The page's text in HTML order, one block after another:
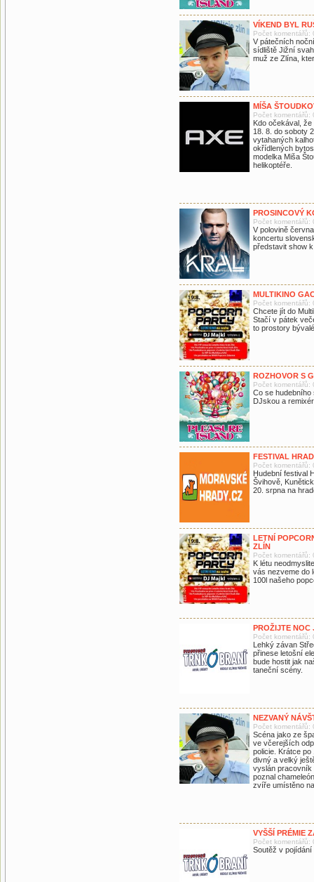
VÍKEND BYL
Počet komentářů:
V pátečních
sídliště Jižní
muž ze Zlína,
MÍŠA
Počet komentářů:
Kdo očekával,
18. 8. do soboty
vytahaných
okřídlených
modelka Miša
helikoptéře.
PROSINCOVÝ
Počet komentářů:
V polovině
koncertu
představit show
MULTIKINO
Počet komentářů:
Chcete jít do
Stačí v pátek
to prostory
ROZHOVOR S
Počet komentářů:
Co se
DJskou a
FESTIVAL
Počet komentářů:
Hudební festival
Švihově,
20. srpna na
LETNÍ
ZLÍN
Počet komentářů:
K létu
vás nezveme do
100l našeho
PROŽIJTE NOC
Počet komentářů:
Lehký závan
přinese letošní
bude hostit jak
taneční scény.
NEZVANÝ
Počet komentářů:
Scéna jako ze
ve včerejších
policie. Krátce po
divný a velký
vyslán pracovník
poznal
zvíře umístěno
VYŠŠÍ PRÉMIE
Počet komentářů:
Soutěž v